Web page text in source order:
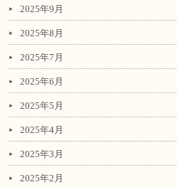
2025年9月
2025年8月
2025年7月
2025年6月
2025年5月
2025年4月
2025年3月
2025年2月